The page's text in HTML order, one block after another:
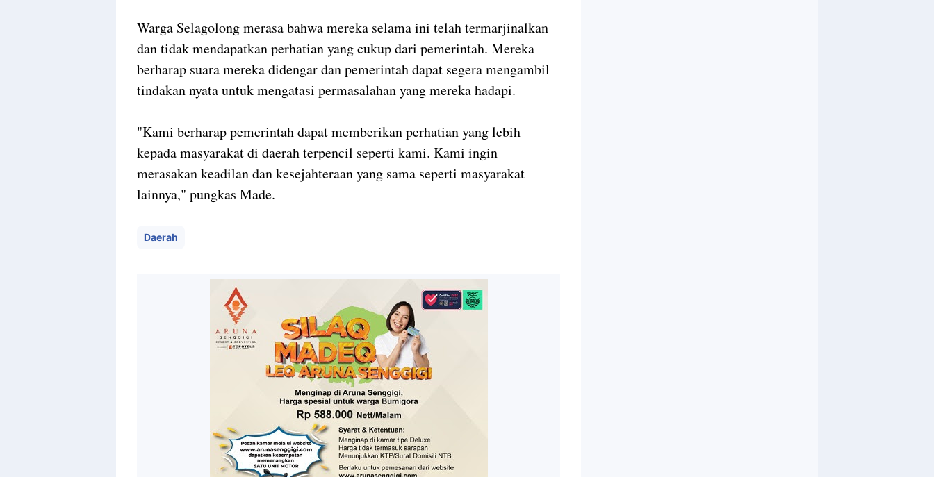
Warga Selagolong merasa bahwa mereka selama ini telah termarjinalkan
dan tidak mendapatkan perhatian yang cukup dari pemerintah. Mereka
berharap suara mereka didengar dan pemerintah dapat segera mengambil
tindakan nyata untuk mengatasi permasalahan yang mereka hadapi.
"Kami berharap pemerintah dapat memberikan perhatian yang lebih
kepada masyarakat di daerah terpencil seperti kami. Kami ingin
merasakan keadilan dan kesejahteraan yang sama seperti masyarakat
lainnya," pungkas Made.
Daerah